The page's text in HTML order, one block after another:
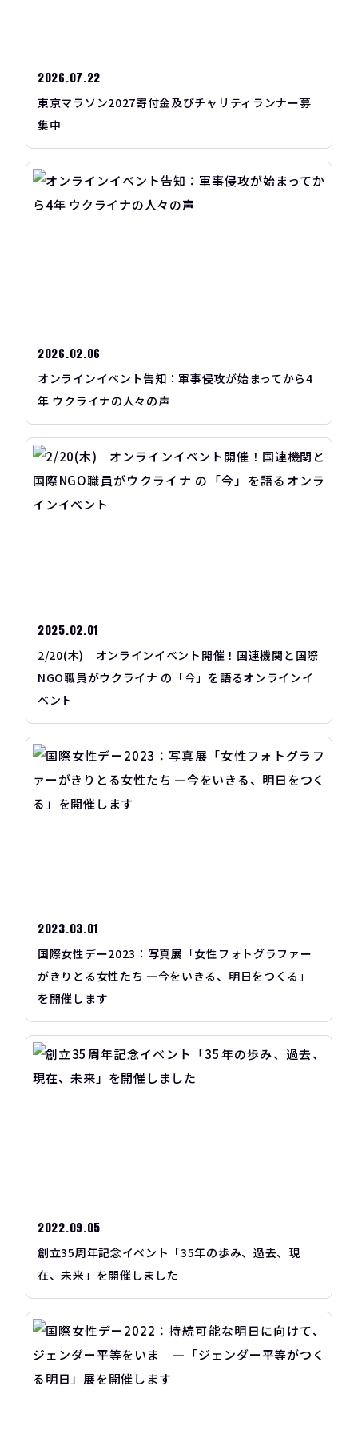
2026.07.22
東京マラソン2027寄付金及びチャリティランナー募
集中
2026.02.06
オンラインイベント告知：軍事侵攻が始まってから4
年 ウクライナの人々の声
2025.02.01
2/20(木) オンラインイベント開催！国連機関と国際
NGO職員がウクライナ の「今」を語るオンラインイ
ベント
2023.03.01
国際女性デー2023：写真展「女性フォトグラファー
がきりとる女性たち ―今をいきる、明日をつくる」
を開催します
2022.09.05
創立35周年記念イベント「35年の歩み、過去、現
在、未来」を開催しました